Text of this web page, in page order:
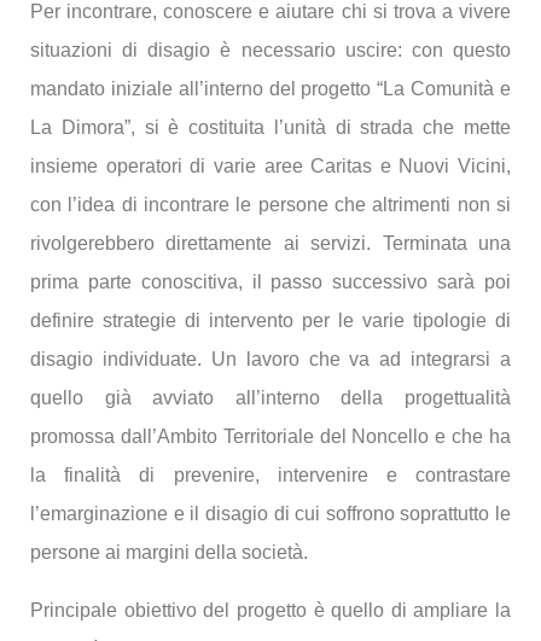
Per incontrare, conoscere e aiutare chi si trova a vivere
situazioni di disagio è necessario uscire: con questo
mandato iniziale all’interno del progetto “La Comunità e
La Dimora”, si è costituita l’unità di strada che mette
insieme operatori di varie aree Caritas e Nuovi Vicini,
con l’idea di incontrare le persone che altrimenti non si
rivolgerebbero direttamente ai servizi. Terminata una
prima parte conoscitiva, il passo successivo sarà poi
definire strategie di intervento per le varie tipologie di
disagio individuate. Un lavoro che va ad integrarsi a
quello già avviato all’interno della progettualità
promossa dall’Ambito Territoriale del Noncello e che ha
la finalità di prevenire, intervenire e contrastare
l’emarginazione e il disagio di cui soffrono soprattutto le
persone ai margini della società.
Principale obiettivo del progetto è quello di ampliare la